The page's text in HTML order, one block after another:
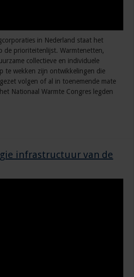
in Nederland staat het
de prioriteitenlijst. Warmtenetten,
collectieve en individuele
te wekken zijn ontwikkelingen die
volgen of al in toenemende mate
Nationaal Warmte Congres legden
infrastructuur van de